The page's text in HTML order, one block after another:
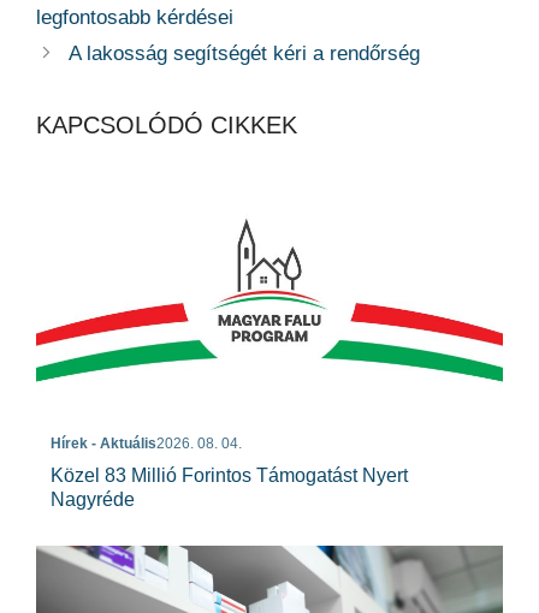
legfontosabb kérdései
A lakosság segítségét kéri a rendőrség
KAPCSOLÓDÓ CIKKEK
Hírek - Aktuális2026. 08. 04.
Közel 83 Millió Forintos Támogatást Nyert
Nagyréde